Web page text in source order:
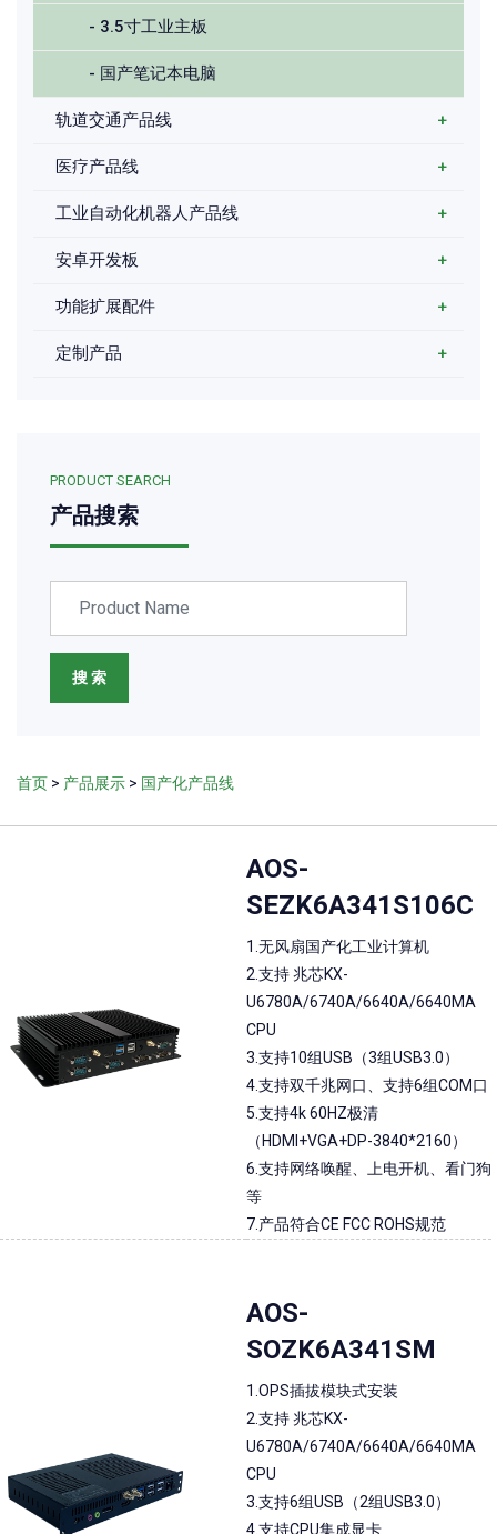
- 3.5寸工业主板
- 国产笔记本电脑
轨道交通产品线 +
医疗产品线 +
工业自动化机器人产品线 +
安卓开发板 +
功能扩展配件 +
定制产品 +
PRODUCT SEARCH
产品搜索
搜 索
首页 > 产品展示 > 国产化产品线
AOS-
SEZK6A341S106C
1.无风扇国产化工业计算机
2.支持 兆芯KX-
U6780A/6740A/6640A/6640MA
CPU
3.支持10组USB（3组USB3.0）
4.支持双千兆网口、支持6组COM口
5.支持4k 60HZ极清
（HDMI+VGA+DP-3840*2160）
6.支持网络唤醒、上电开机、看门狗
等
7.产品符合CE FCC ROHS规范
AOS-
SOZK6A341SM
1.OPS插拔模块式安装
2.支持 兆芯KX-
U6780A/6740A/6640A/6640MA
CPU
3.支持6组USB（2组USB3.0）
4.支持CPU集成显卡